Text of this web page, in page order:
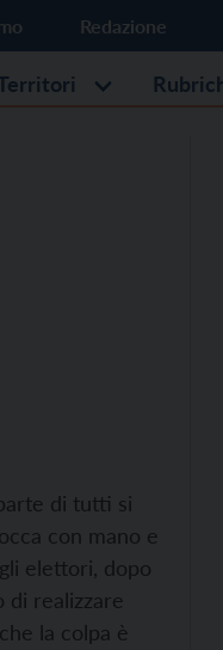
Redazione
di tutti si
con mano e
elettori, dopo
di realizzare
la colpa è